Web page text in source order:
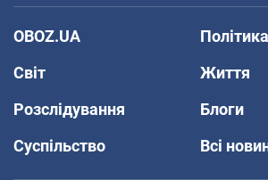
OBOZ.UA
Політика
Світ
Життя
Розслідування
Блоги
Суспільство
Всі